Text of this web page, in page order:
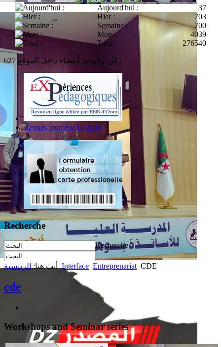
Aujourd'hui :
37
Hier :
703
Semaine :
700
Mois :
4039
Total :
276540
627 زائر، ولايوجد أعضاء داخل الموقع
Revues :numéro 10|2016
Recherche
Recherche
أنت هنا: الرئيسية Interface Entreprenariat CDE
cde
Workshops and Seminar series